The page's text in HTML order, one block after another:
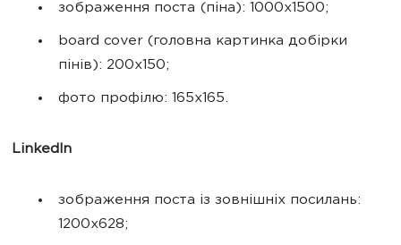
зображення поста (піна): 1000х1500;
board cover (головна картинка добірки
пінів): 200х150;
фото профілю: 165х165.
LinkedIn
зображення поста із зовнішніх посилань:
1200х628;